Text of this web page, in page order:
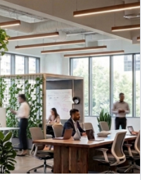
くリモート頻度や業種、
リングし、本人の望む案件
希望を叶えるだけでな
イスや提案もおこない、
められるようなサポート
めの会社として、さまざ
ニアが一人ひとりが自分
時間分）※超過分は別途
ニア／前職600万円→リ
ー／前職630万円→リク